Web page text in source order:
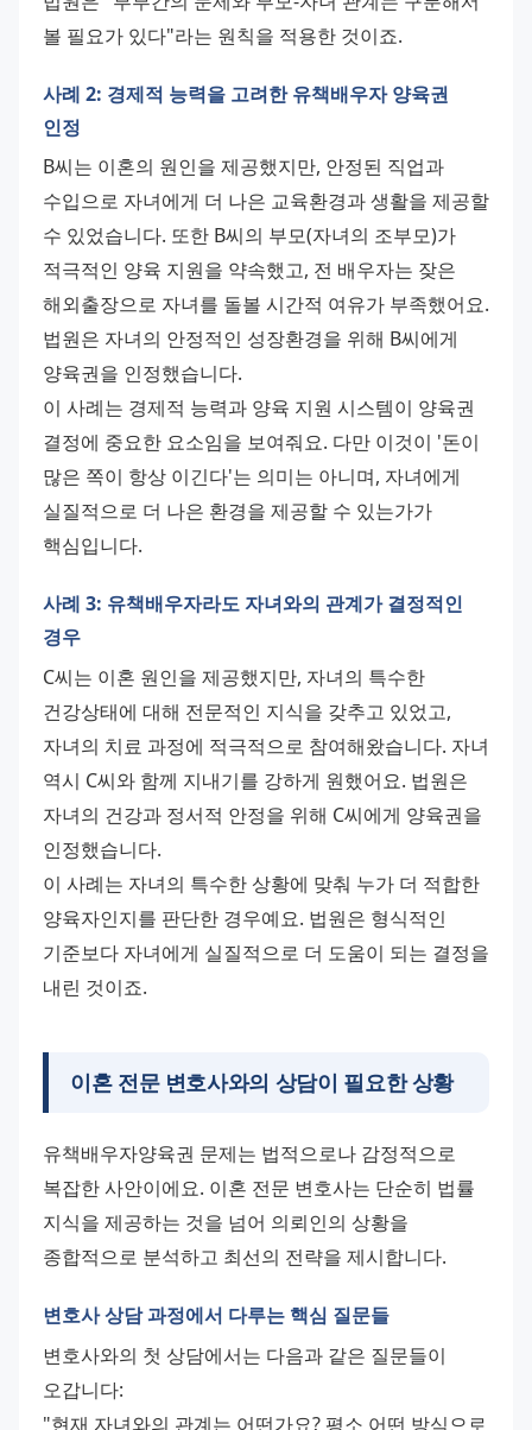
볼 필요가 있다"라는 원칙을 적용한 것이죠.
사례 2: 경제적 능력을 고려한 유책배우자 양육권
인정
B씨는 이혼의 원인을 제공했지만, 안정된 직업과
수입으로 자녀에게 더 나은 교육환경과 생활을 제공할
수 있었습니다. 또한 B씨의 부모(자녀의 조부모)가
적극적인 양육 지원을 약속했고, 전 배우자는 잦은
해외출장으로 자녀를 돌볼 시간적 여유가 부족했어요.
법원은 자녀의 안정적인 성장환경을 위해 B씨에게
양육권을 인정했습니다.
이 사례는 경제적 능력과 양육 지원 시스템이 양육권
결정에 중요한 요소임을 보여줘요. 다만 이것이 '돈이
많은 쪽이 항상 이긴다'는 의미는 아니며, 자녀에게
실질적으로 더 나은 환경을 제공할 수 있는가가
핵심입니다.
사례 3: 유책배우자라도 자녀와의 관계가 결정적인
경우
C씨는 이혼 원인을 제공했지만, 자녀의 특수한
건강상태에 대해 전문적인 지식을 갖추고 있었고,
자녀의 치료 과정에 적극적으로 참여해왔습니다. 자녀
역시 C씨와 함께 지내기를 강하게 원했어요. 법원은
자녀의 건강과 정서적 안정을 위해 C씨에게 양육권을
인정했습니다.
이 사례는 자녀의 특수한 상황에 맞춰 누가 더 적합한
양육자인지를 판단한 경우예요. 법원은 형식적인
기준보다 자녀에게 실질적으로 더 도움이 되는 결정을
내린 것이죠.
이혼 전문 변호사와의 상담이 필요한 상황
유책배우자양육권 문제는 법적으로나 감정적으로
복잡한 사안이에요. 이혼 전문 변호사는 단순히 법률
지식을 제공하는 것을 넘어 의뢰인의 상황을
종합적으로 분석하고 최선의 전략을 제시합니다.
변호사 상담 과정에서 다루는 핵심 질문들
변호사와의 첫 상담에서는 다음과 같은 질문들이
오갑니다:
"현재 자녀와의 관계는 어떤가요? 평소 어떤 방식으로